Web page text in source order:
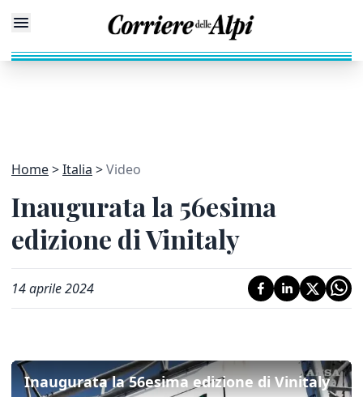
Home Italia Video
Inaugurata la 56esima
edizione di Vinitaly
14 aprile 2024
Inaugurata la 56esima edizione di Vinitaly